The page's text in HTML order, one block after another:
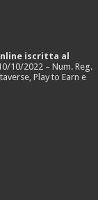
iscritta al
10/2022 – Num. Reg.
Play to Earn e